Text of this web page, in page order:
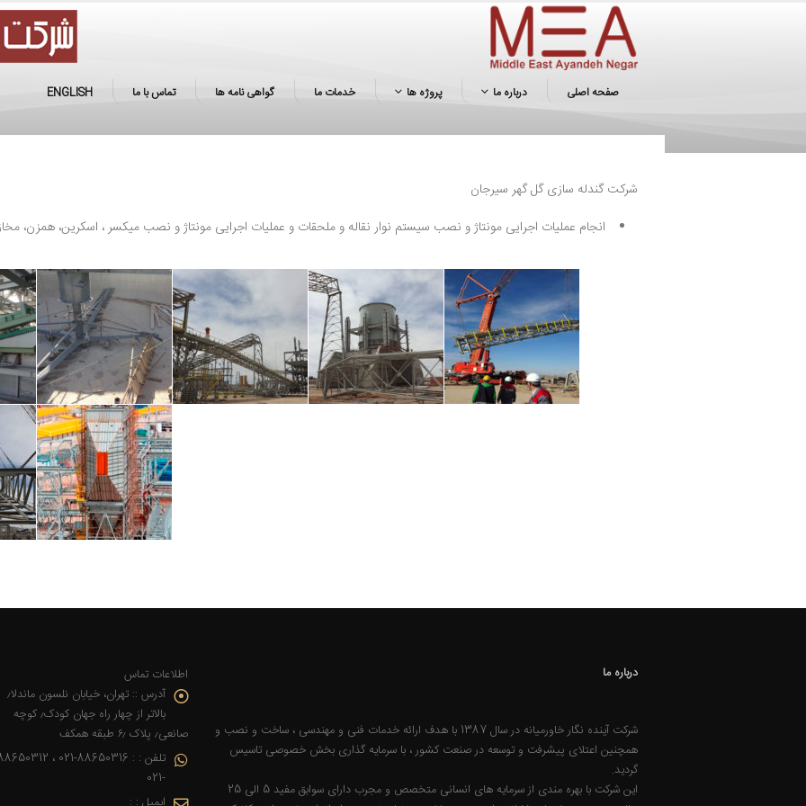
صفحه اصلی درباره ما پروژه ها خدمات ما گواهی نامه ها تماس با ما ENGLISH
شرکت گندله سازی گل گهر سیرجان
انجام عملیات اجرایی مونتاژ و نصب سیستم نوار نقاله و ملحقات و عملیات اجرایی مونتاژ و نصب میکسر ، اسکرین، همزن، مخازن،
درباره ما
شرکت آینده ­نگار خاورمیانه در سال 1387 با هدف ارائه خدمات فنی و مهندسی ، ساخت و نصب و
همچنین اعتلای پیشرفت و توسعه در صنعت کشور ، با سرمایه ­گذاری بخش خصوصی تاسیس
گردید.
این شرکت با بهره ­مندی از سرمایه­ های انسانی متخصص و مجرب دارای سوابق مفید 5 الی 25
اطلاعات تماس
آدرس ::
تهران، خیابان نلسون ماندلا٫
بالاتر از چهار راه جهان کودک٫ کوچه
صانعی٫ پلاک ۶٫ طبقه همکف
تلفن : :
88650316-021 ،
-021